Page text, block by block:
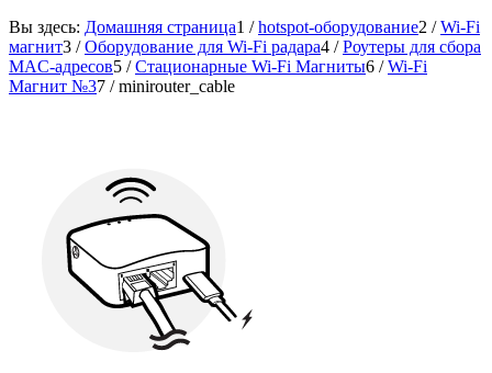
Вы здесь: Домашняя страница1 / hotspot-оборудование2 / Wi-Fi
магнит3 / Оборудование для Wi-Fi радара4 / Роутеры для сбора
MAC-адресов5 / Стационарные Wi-Fi Магниты6 / Wi-Fi
Магнит №37 / minirouter_cable